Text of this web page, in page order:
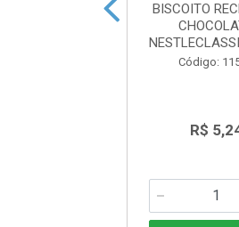
BISCOITO
Código:
R$